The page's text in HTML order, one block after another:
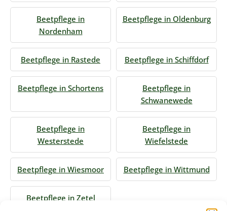
Beetpflege in
Nordenham
Beetpflege in Oldenburg
Beetpflege in Rastede Beetpflege in Schiffdorf
Beetpflege in Schortens
Beetpflege in
Schwanewede
Beetpflege in
Westerstede
Beetpflege in
Wiefelstede
Beetpflege in Wiesmoor Beetpflege in Wittmund
Beetpflege in Zetel